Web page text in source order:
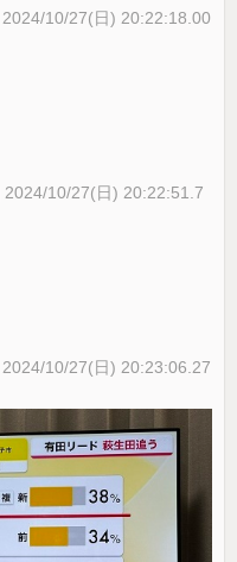
2024/10/27(日) 20:22:18.00
2024/10/27(日) 20:22:51.7
2024/10/27(日) 20:23:06.27